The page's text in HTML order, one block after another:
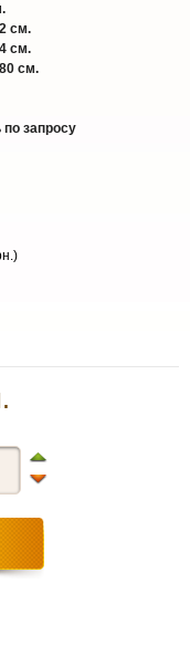
см.
см.
см.
60*40 мм.
по запросу